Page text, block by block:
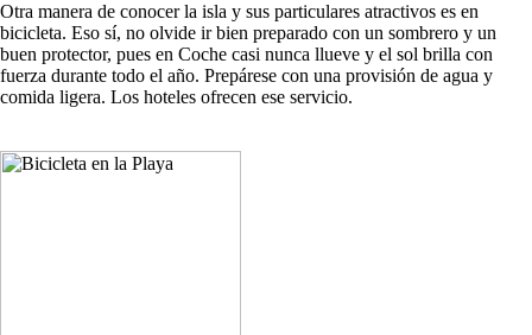
Otra manera de conocer la isla y sus particulares atractivos es en
bicicleta. Eso sí, no olvide ir bien preparado con un sombrero y un
buen protector, pues en Coche casi nunca llueve y el sol brilla con
fuerza durante todo el año. Prepárese con una provisión de agua y
comida ligera. Los hoteles ofrecen ese servicio.